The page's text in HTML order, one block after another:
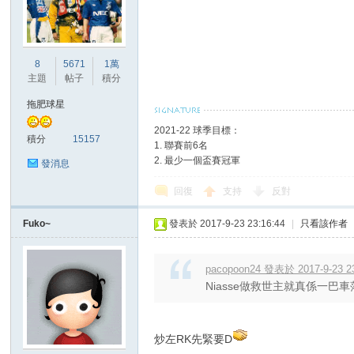
8
主題
5671
帖子
1萬
積分
拖肥球星
積分 15157
發消息
2021-22 球季目標：
1. 聯賽前6名
2. 最少一個盃賽冠軍
回復 支持 反對
Fuko~ 發表於 2017-9-23 23:16:44 只看該作者
pacopoon24 發表於 2017-9-23
Niasse做救世主就真係一巴車
炒左RK先緊要D